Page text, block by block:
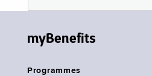
myBenefits
Programmes